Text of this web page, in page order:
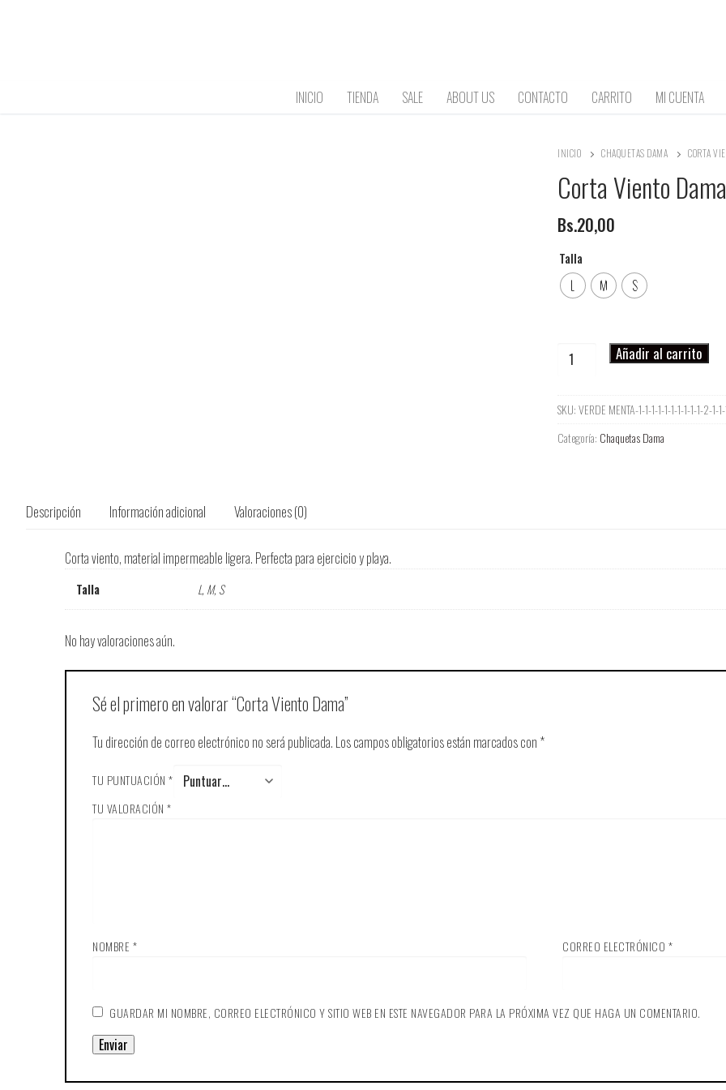
INICIO TIENDA SALE ABOUT US CONTACTO CARRITO MI CUENTA
INICIO CHAQUETAS DAMA CORTA
Corta Viento Dama
Bs.20,00
Talla
L M S
Corta
cantidad
Añadir al carrito
SKU:VERDE MENTA-1-1-1-1-1-1-1-1-1-1-2-1-1-
Categoría: Chaquetas Dama
Descripción Información adicional Valoraciones (0)
Corta viento, material impermeable ligera. Perfecta para ejercicio y playa.
Talla L, M, S
No hay valoraciones aún.
Sé el primero en valorar “Corta Viento Dama”
Tu dirección de correo electrónico no será publicada. Los campos obligatorios están marcados con *
TU PUNTUACIÓN *
TU VALORACIÓN *
NOMBRE * CORREO ELECTRÓNICO *
GUARDAR MI NOMBRE, CORREO ELECTRÓNICO Y SITIO WEB EN ESTE NAVEGADOR PARA LA PRÓXIMA VEZ QUE HAGA UN COMENTARIO.